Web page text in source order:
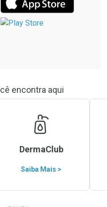
encontra aqui
DermaClub
Saiba Mais >